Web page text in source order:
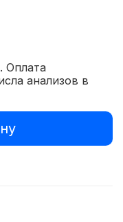
Оплата
анализов в